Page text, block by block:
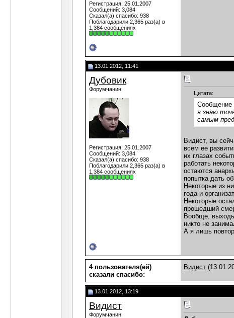
Регистрация: 25.01.2007
Сообщений: 3,084
Сказал(а) спасибо: 938
Поблагодарили 2,365 раз(а) в
1,384 сообщениях
13.01.2012, 11:41
Дубовик
Форумчанин
Регистрация: 25.01.2007
Сообщений: 3,084
Сказал(а) спасибо: 938
Поблагодарили 2,365 раз(а) в
1,384 сообщениях
Цитата:
Сообщение
я знаю
самым
Видист, вы
всем ее
их глазах
работать
остаются
попытка дать
Некоторые из
года и
Некоторые
прошедший
Вообще, выходы
никто не
А я лишь
4 пользователя(ей)
сказали cпасибо:
Видист
13.01.2012, 13:19
Видист
Форумчанин